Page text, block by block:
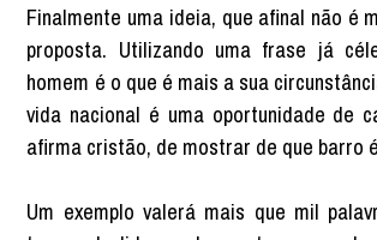
Finalmente uma ideia, que afinal não é
proposta. Utilizando uma frase já
homem é o que é mais a sua
vida nacional é uma oportunidade de
afirma cristão, de mostrar de que barro
Um exemplo valerá mais que mil